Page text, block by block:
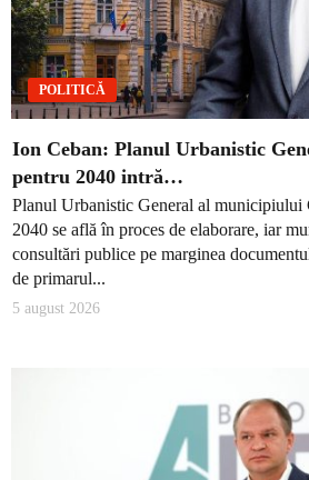
POLITICĂ
Ion Ceban: Planul Urbanistic
pentru 2040 intră…
Planul Urbanistic General al municipiului
2040 se află în proces de elaborare, iar
consultări publice pe marginea
de primarul...
5 august 2026